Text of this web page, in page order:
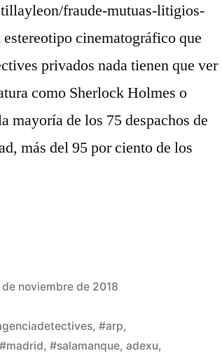
fraude-mutuas-litigios-
cinematográfico que
privados nada tienen que ver
como Sherlock Holmes o
mayoría de los 75 despachos de
más del 95 por ciento de los
de noviembre de 2018
,#arp,
#madrid,#salamanque,adexu,